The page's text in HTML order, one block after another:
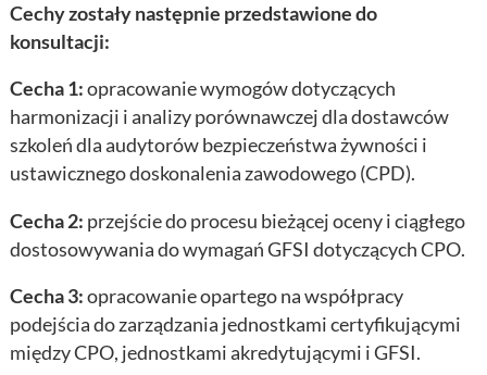
Cechy zostały następnie przedstawione do
konsultacji:
Cecha 1:opracowanie wymogów dotyczących
harmonizacji i analizy porównawczej dla dostawców
szkoleń dla audytorów bezpieczeństwa żywności i
ustawicznego doskonalenia zawodowego (CPD).
Cecha 2: przejście do procesu bieżącej oceny i ciągłego
dostosowywania do wymagań GFSI dotyczących CPO.
Cecha 3:opracowanie opartego na współpracy
podejścia do zarządzania jednostkami certyfikującymi
między CPO, jednostkami akredytującymi i GFSI.